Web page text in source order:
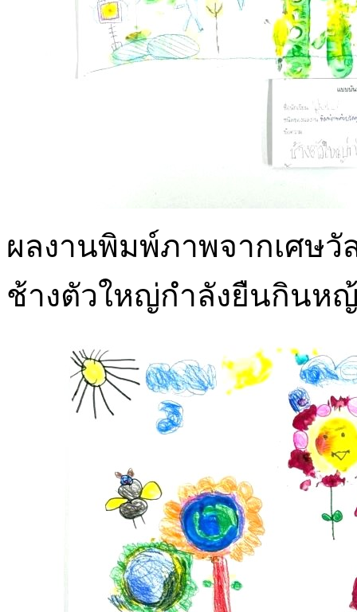
ผลงานพิมพ์ภาพจากเศษ
ช้างตัวใหญ่กำลังยืนกินห